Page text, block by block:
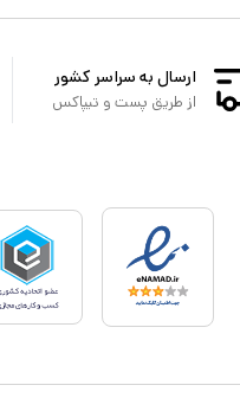
ارسال به سراسر کشور
از طریق پست و تیپاکس